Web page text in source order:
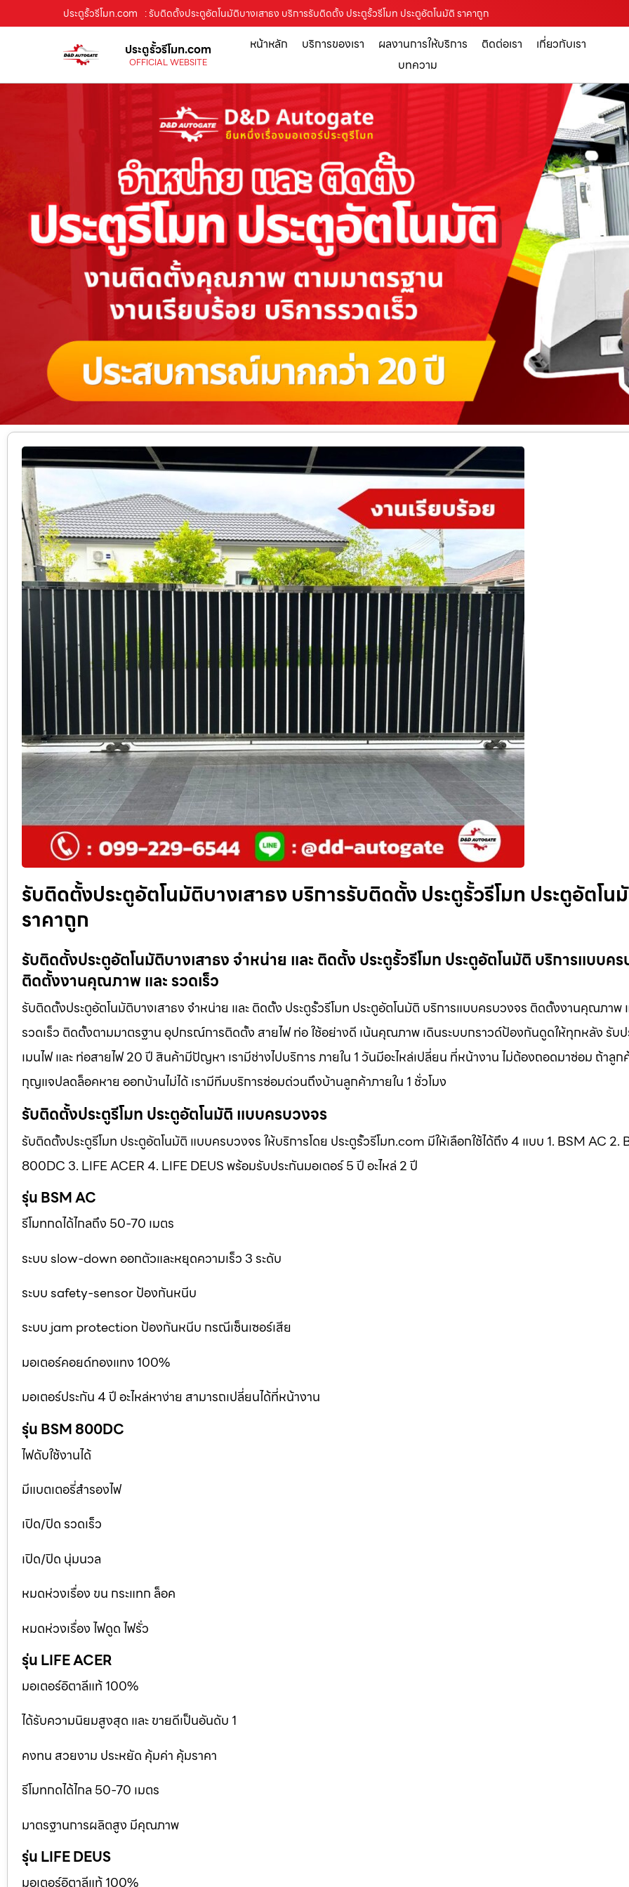
ประตูรั้วรีโมท.com : รับติดตั้งประตูอัตโนมัติบางเสาธง บริการรับติดตั้ง ประตูรั้วรีโมท ประตูอัตโนมัติ ราคาถูก
ประตูรั้วรีโมท.com
OFFICIAL WEBSITE
หน้าหลัก บริการของเรา ผลงานการให้บริการ ติดต่อเรา
เกี่ยวกับเรา
บทความ
รับติดตั้งประตูอัตโนมัติบางเสาธง บริการรับติดตั้ง ประตูรั้วรีโมท ประตูอัตโน
ราคาถูก
รับติดตั้งประตูอัตโนมัติบางเสาธง จำหน่าย และ ติดตั้ง ประตูรั้วรีโมท ประตูอัตโนมัติ บริการแบบค
ติดตั้งงานคุณภาพ และ รวดเร็ว
รับติดตั้งประตูอัตโนมัติบางเสาธง จำหน่าย และ ติดตั้ง ประตูรั้วรีโมท ประตูอัตโนมัติ บริการแบบครบวงจร ติดตั้งงานคุณภาพ
รวดเร็ว ติดตั้งตามมาตรฐาน อุปกรณ์การติดตั้ง สายไฟ ท่อ ใช้อย่างดี เน้นคุณภาพ เดินระบบกราวด์ป้องกันดูดให้ทุกหลัง รับ
เมนไฟ และ ท่อสายไฟ 20 ปี สินค้ามีปัญหา เรามีช่างไปบริการ ภายใน 1 วันมีอะไหล่เปลี่ยน ที่หน้างาน ไม่ต้องถอดมาซ่อม ถ้าลูก
กุญแจปลดล็อคหาย ออกบ้านไม่ได้ เรามีทีมบริการซ่อมด่วนถึงบ้านลูกค้าภายใน 1 ชั่วโมง
รับติดตั้งประตูรีโมท ประตูอัตโนมัติ แบบครบวงจร
รับติดตั้งประตูรีโมท ประตูอัตโนมัติ แบบครบวงจร ให้บริการโดย ประตูรั้วรีโมท.com มีให้เลือกใช้ได้ถึง 4 แบบ 1. BSM AC 2.
800DC 3. LIFE ACER 4. LIFE DEUS พร้อมรับประกันมอเตอร์ 5 ปี อะไหล่ 2 ปี
รุ่น BSM AC
รีโมทกดได้ไกลถึง 50-70 เมตร
ระบบ slow-down ออกตัวและหยุดความเร็ว 3 ระดับ
ระบบ safety-sensor ป้องกันหนีบ
ระบบ jam protection ป้องกันหนีบ กรณีเซ็นเซอร์เสีย
มอเตอร์คอยด์ทองแทง 100%
มอเตอร์ประกัน 4 ปี อะไหล่หาง่าย สามารถเปลี่ยนได้ที่หน้างาน
รุ่น BSM 800DC
ไฟดับใช้งานได้
มีแบตเตอรี่สำรองไฟ
เปิด/ปิด รวดเร็ว
เปิด/ปิด นุ่มนวล
หมดห่วงเรื่อง ขน กระแทก ล็อค
หมดห่วงเรื่อง ไฟดูด ไฟรั่ว
รุ่น LIFE ACER
มอเตอร์อิตาลีแท้ 100%
ได้รับความนิยมสูงสุด และ ขายดีเป็นอันดับ 1
คงทน สวยงาม ประหยัด คุ้มค่า คุ้มราคา
รีโมทกดได้ไกล 50-70 เมตร
มาตรฐานการผลิตสูง มีคุณภาพ
รุ่น LIFE DEUS
มอเตอร์อิตาลีแท้ 100%